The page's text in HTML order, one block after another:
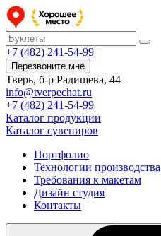
+7 (482) 241-54-99
Перезвоните мне
Тверь, б-р Радищева, 44
info@tverpechat.ru
+7 (482) 241-54-99
Каталог продукции
Каталог сувениров
Портфолио
Технологии производства
Требования к макетам
Дизайн студия
Контакты